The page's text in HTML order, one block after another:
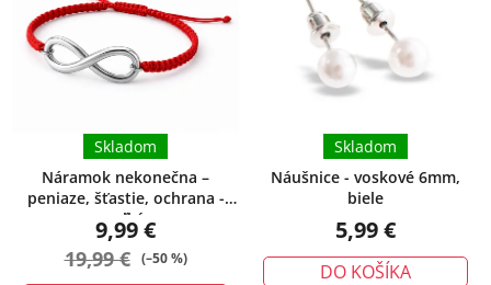
Náramok nekonečna –
peniaze, šťastie, ochrana -
veľký
Skladom
9,99 €
19,99 € (–50 %)
Náušnice - voskové 6mm,
biele
Skladom
5,99 €
DO KOŠÍKA